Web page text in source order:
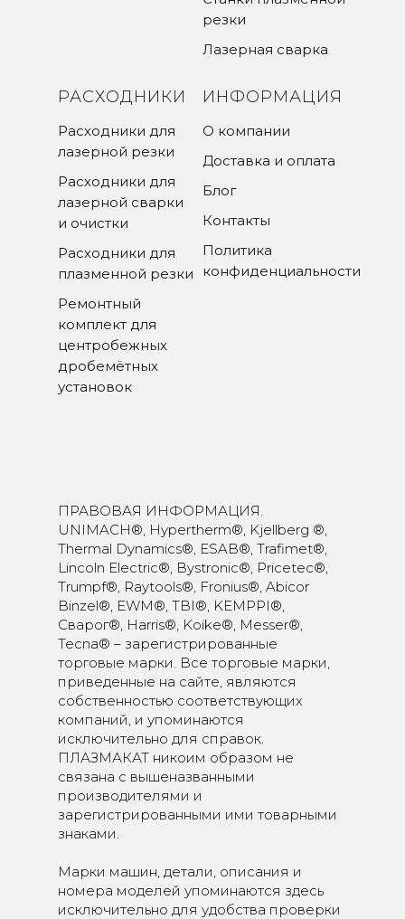
резки
Лазерная сварка
РАСХОДНИКИ
Расходники для
лазерной резки
Расходники для
лазерной сварки
и очистки
Расходники для
плазменной резки
Ремонтный
комплект для
центробежных
дробемётных
установок
ИНФОРМАЦИЯ
О компании
Доставка и оплата
Блог
Контакты
Политика
конфиденциальности
ПРАВОВАЯ ИНФОРМАЦИЯ.
UNIMACH®, Hypertherm®, Kjellberg ®,
Thermal Dynamics®, ESAB®, Trafimet®,
Lincoln Electric®, Bystronic®, Pricetec®,
Trumpf®, Raytools®, Fronius®, Abicor
Binzel®, EWM®, TBI®, KEMPPI®,
Сварог®, Harris®, Koike®, Messer®,
Tecna® – зарегистрированные
торговые марки. Все торговые марки,
приведенные на сайте, являются
собственностью соответствующих
компаний, и упоминаются
исключительно для справок.
ПЛАЗМАКАТ никоим образом не
связана с вышеназванными
производителями и
зарегистрированными ими товарными
знаками.
Марки машин, детали, описания и
номера моделей упоминаются здесь
исключительно для удобства проверки